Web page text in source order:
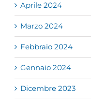
Aprile 2024
Marzo 2024
Febbraio 2024
Gennaio 2024
Dicembre 2023